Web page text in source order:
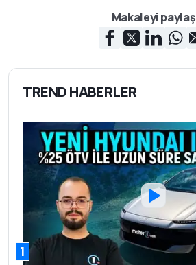
Makaleyi paylaş
TREND HABERLER
1